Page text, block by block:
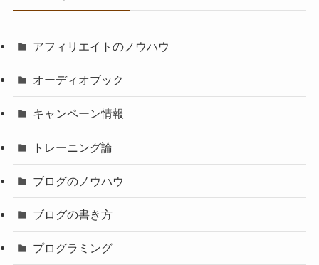
アフィリエイトのノウハウ
オーディオブック
キャンペーン情報
トレーニング論
ブログのノウハウ
ブログの書き方
プログラミング